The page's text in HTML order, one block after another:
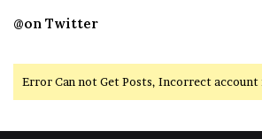
@on Twitter
Error Can not Get Posts, Incorrect account